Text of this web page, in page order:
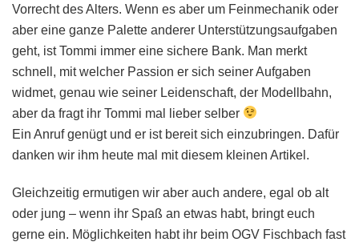
Vorrecht des Alters. Wenn es aber um Feinmechanik oder
aber eine ganze Palette anderer Unterstützungsaufgaben
geht, ist Tommi immer eine sichere Bank. Man merkt
schnell, mit welcher Passion er sich seiner Aufgaben
widmet, genau wie seiner Leidenschaft, der Modellbahn,
aber da fragt ihr Tommi mal lieber selber
Ein Anruf genügt und er ist bereit sich einzubringen. Dafür
danken wir ihm heute mal mit diesem kleinen Artikel.
Gleichzeitig ermutigen wir aber auch andere, egal ob alt
oder jung – wenn ihr Spaß an etwas habt, bringt euch
gerne ein. Möglichkeiten habt ihr beim OGV Fischbach fast